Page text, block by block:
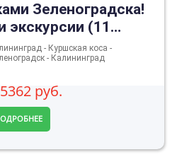
(11
- Куршская коса -
- Калининград
руб.